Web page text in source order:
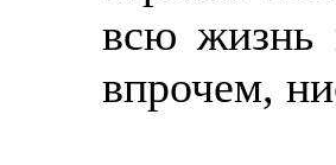
всю жизнь
впрочем,